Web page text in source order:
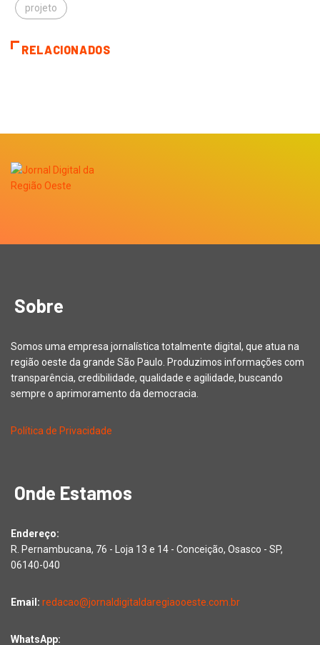
projeto
RELACIONADOS
Sobre
Somos uma empresa jornalística totalmente digital, que atua na
região oeste da grande São Paulo. Produzimos informações com
transparência, credibilidade, qualidade e agilidade, buscando
sempre o aprimoramento da democracia.
Política de Privacidade
Onde Estamos
Endereço:
R. Pernambucana, 76 - Loja 13 e 14 - Conceição, Osasco - SP,
06140-040
Email: redacao@jornaldigitaldaregiaooeste.com.br
WhatsApp: